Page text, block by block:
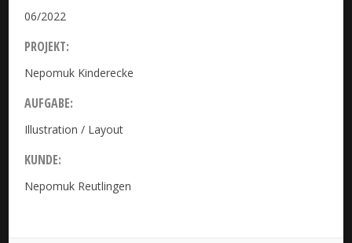
06/2022
PROJEKT:
Nepomuk Kinderecke
AUFGABE:
Illustration / Layout
KUNDE:
Nepomuk Reutlingen